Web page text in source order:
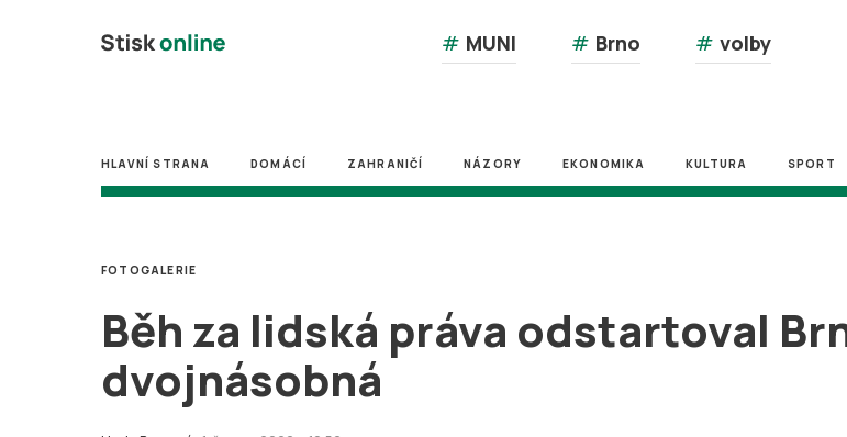
# MUNI # Brno # volby
HLAVNÍ STRANA DOMÁCÍ ZAHRANIČÍ NÁZORY EKONOMIKA KULTURA SPORT
Běh za lidská práva odstartoval
dvojnásobná
FOTOGALERIE